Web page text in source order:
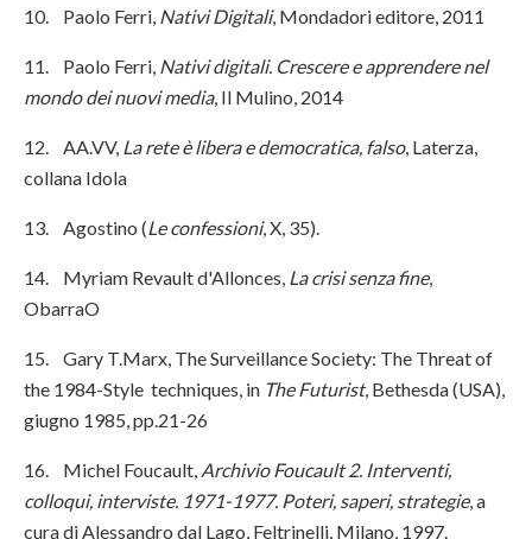
10. Paolo Ferri, Nativi Digitali, Mondadori editore, 2011
11. Paolo Ferri, Nativi digitali. Crescere e apprendere nel
mondo dei nuovi media, Il Mulino, 2014
12. AA.VV, La rete è libera e democratica, falso, Laterza,
collana Idola
13. Agostino (Le confessioni, X, 35).
14. Myriam Revault d'Allonces, La crisi senza fine,
ObarraO
15. Gary T.Marx, The Surveillance Society: The Threat of
the 1984-Style techniques, in The Futurist, Bethesda (USA),
giugno 1985, pp.21-26
16. Michel Foucault, Archivio Foucault 2. Interventi,
colloqui, interviste. 1971-1977. Poteri, saperi, strategie, a
cura di Alessandro dal Lago, Feltrinelli, Milano, 1997.